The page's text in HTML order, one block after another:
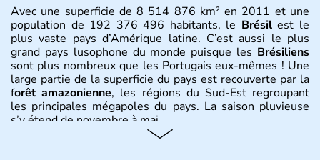
Avec une superficie de 8 514 876 km² en 2011 et une
population de 192 376 496 habitants, le Brésilest le
plus vaste pays d’Amérique latine. C’est aussi le plus
grand pays lusophone du monde puisque les Brésiliens
sont plus nombreux que les Portugais eux-mêmes ! Une
large partie de la superficie du pays est recouverte par la
forêt amazonienne, les régions du Sud-Est regroupant
les principales mégapoles du pays. La saison pluvieuse
s’y étend de novembre à mai.